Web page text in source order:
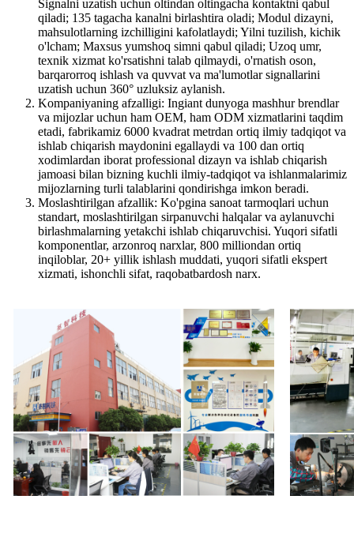
Signalni uzatish uchun oltindan oltingacha kontaktni qabul
qiladi; 135 tagacha kanalni birlashtira oladi; Modul dizayni,
mahsulotlarning izchilligini kafolatlaydi; Yilni tuzilish, kichik
o'lcham; Maxsus yumshoq simni qabul qiladi; Uzoq umr,
texnik xizmat ko'rsatishni talab qilmaydi, o'rnatish oson,
barqarorroq ishlash va quvvat va ma'lumotlar signallarini
uzatish uchun 360° uzluksiz aylanish.
Kompaniyaning afzalligi: Ingiant dunyoga mashhur brendlar
va mijozlar uchun ham OEM, ham ODM xizmatlarini taqdim
etadi, fabrikamiz 6000 kvadrat metrdan ortiq ilmiy tadqiqot va
ishlab chiqarish maydonini egallaydi va 100 dan ortiq
xodimlardan iborat professional dizayn va ishlab chiqarish
jamoasi bilan bizning kuchli ilmiy-tadqiqot va ishlanmalarimiz
mijozlarning turli talablarini qondirishga imkon beradi.
Moslashtirilgan afzallik: Ko'pgina sanoat tarmoqlari uchun
standart, moslashtirilgan sirpanuvchi halqalar va aylanuvchi
birlashmalarning yetakchi ishlab chiqaruvchisi. Yuqori sifatli
komponentlar, arzonroq narxlar, 800 milliondan ortiq
inqiloblar, 20+ yillik ishlash muddati, yuqori sifatli ekspert
xizmati, ishonchli sifat, raqobatbardosh narx.